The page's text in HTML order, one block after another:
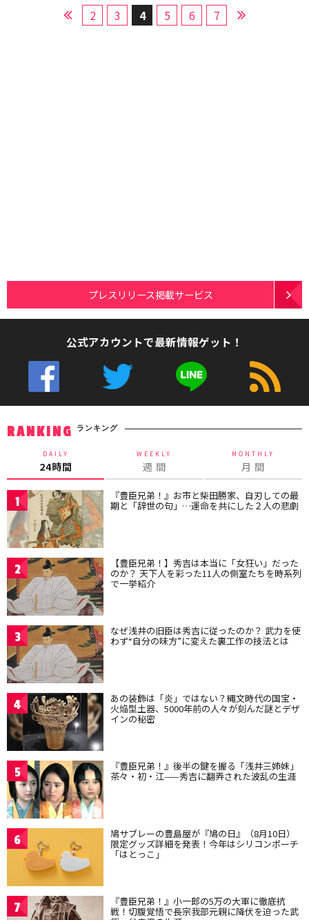
2 3 4 5 6 7
プレスリリース掲載サービス
公式アカウントで最新情報ゲット！
RANKING ランキング
DAILY
24時間
WEEKLY
週 間
MONTHLY
月 間
1 『豊臣兄弟！』お市と柴田勝家、自刃しての最
期と「辞世の句」…運命を共にした２人の悲劇
2 【豊臣兄弟！】秀吉は本当に「女狂い」だった
のか？ 天下人を彩った11人の側室たちを時系列
で一挙紹介
3 なぜ浅井の旧臣は秀吉に従ったのか？ 武力を使
わず“自分の味方”に変えた裏工作の技法とは
4 あの装飾は「炎」ではない？縄文時代の国宝・
火焔型土器、5000年前の人々が刻んだ謎とデザ
インの秘密
5 『豊臣兄弟！』後半の鍵を握る「浅井三姉妹」
茶々・初・江——秀吉に翻弄された波乱の生涯
6 鳩サブレーの豊島屋が『鳩の日』（8月10日）
限定グッズ詳細を発表！今年はシリコンポーチ
「はとっこ」
7 『豊臣兄弟！』小一郎の5万の大軍に徹底抗
戦！切腹覚悟で長宗我部元親に降伏を迫った武